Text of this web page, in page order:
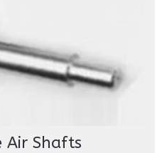
Air Shafts